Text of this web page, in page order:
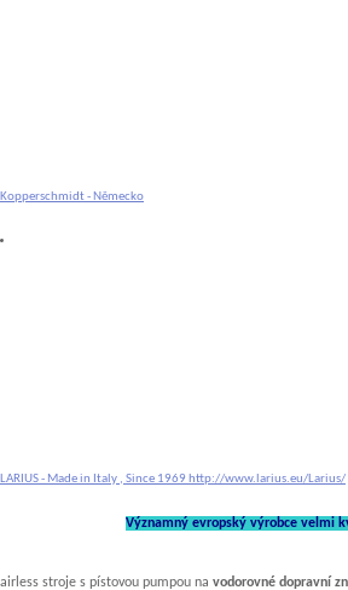
Kopperschmidt - Německo
LARIUS - Made in Italy , Since 1969 http://www.larius.eu/Larius/
Významný evropský výrobce velmi
airless stroje s pístovou pumpou na vodorovné dopravní